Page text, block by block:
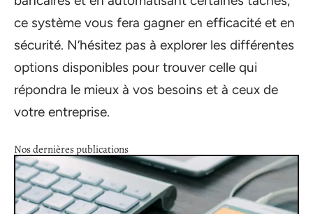
ce système vous fera gagner en efficacité et en
sécurité. N’hésitez pas à explorer les différentes
options disponibles pour trouver celle qui
répondra le mieux à vos besoins et à ceux de
votre entreprise.
Nos dernières publications